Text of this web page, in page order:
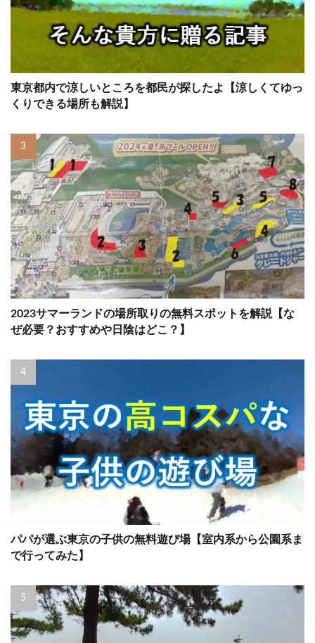
東京都内で涼しいところを都民が探したよ【涼しくてゆっ
くりできる場所も解説】
2023サマーランドの場所取りの無料スポットを解説【な
ぜ必要？おすすめや日陰はどこ？】
パパが選ぶ東京の子供の無料遊び場【室内系から公園系ま
で行ってみた】